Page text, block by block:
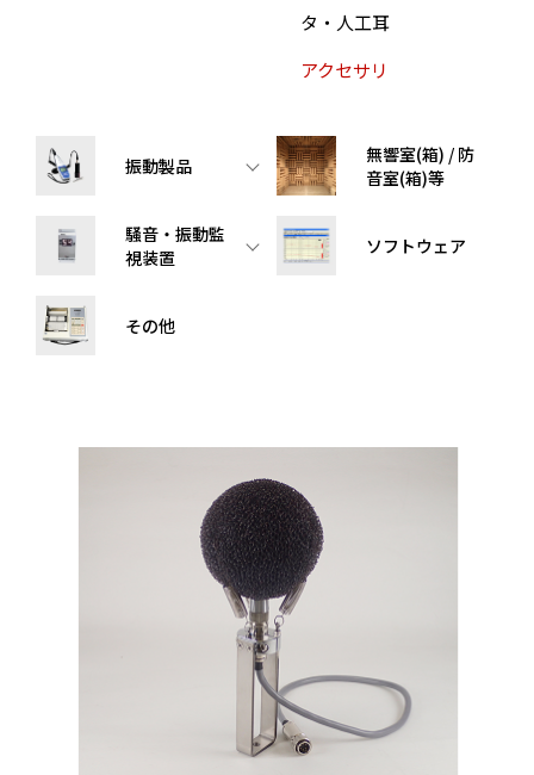
タ・人工耳
アクセサリ
振動製品
無響室(箱) / 防
音室(箱)等
騒音・振動監
視装置
ソフトウェア
その他